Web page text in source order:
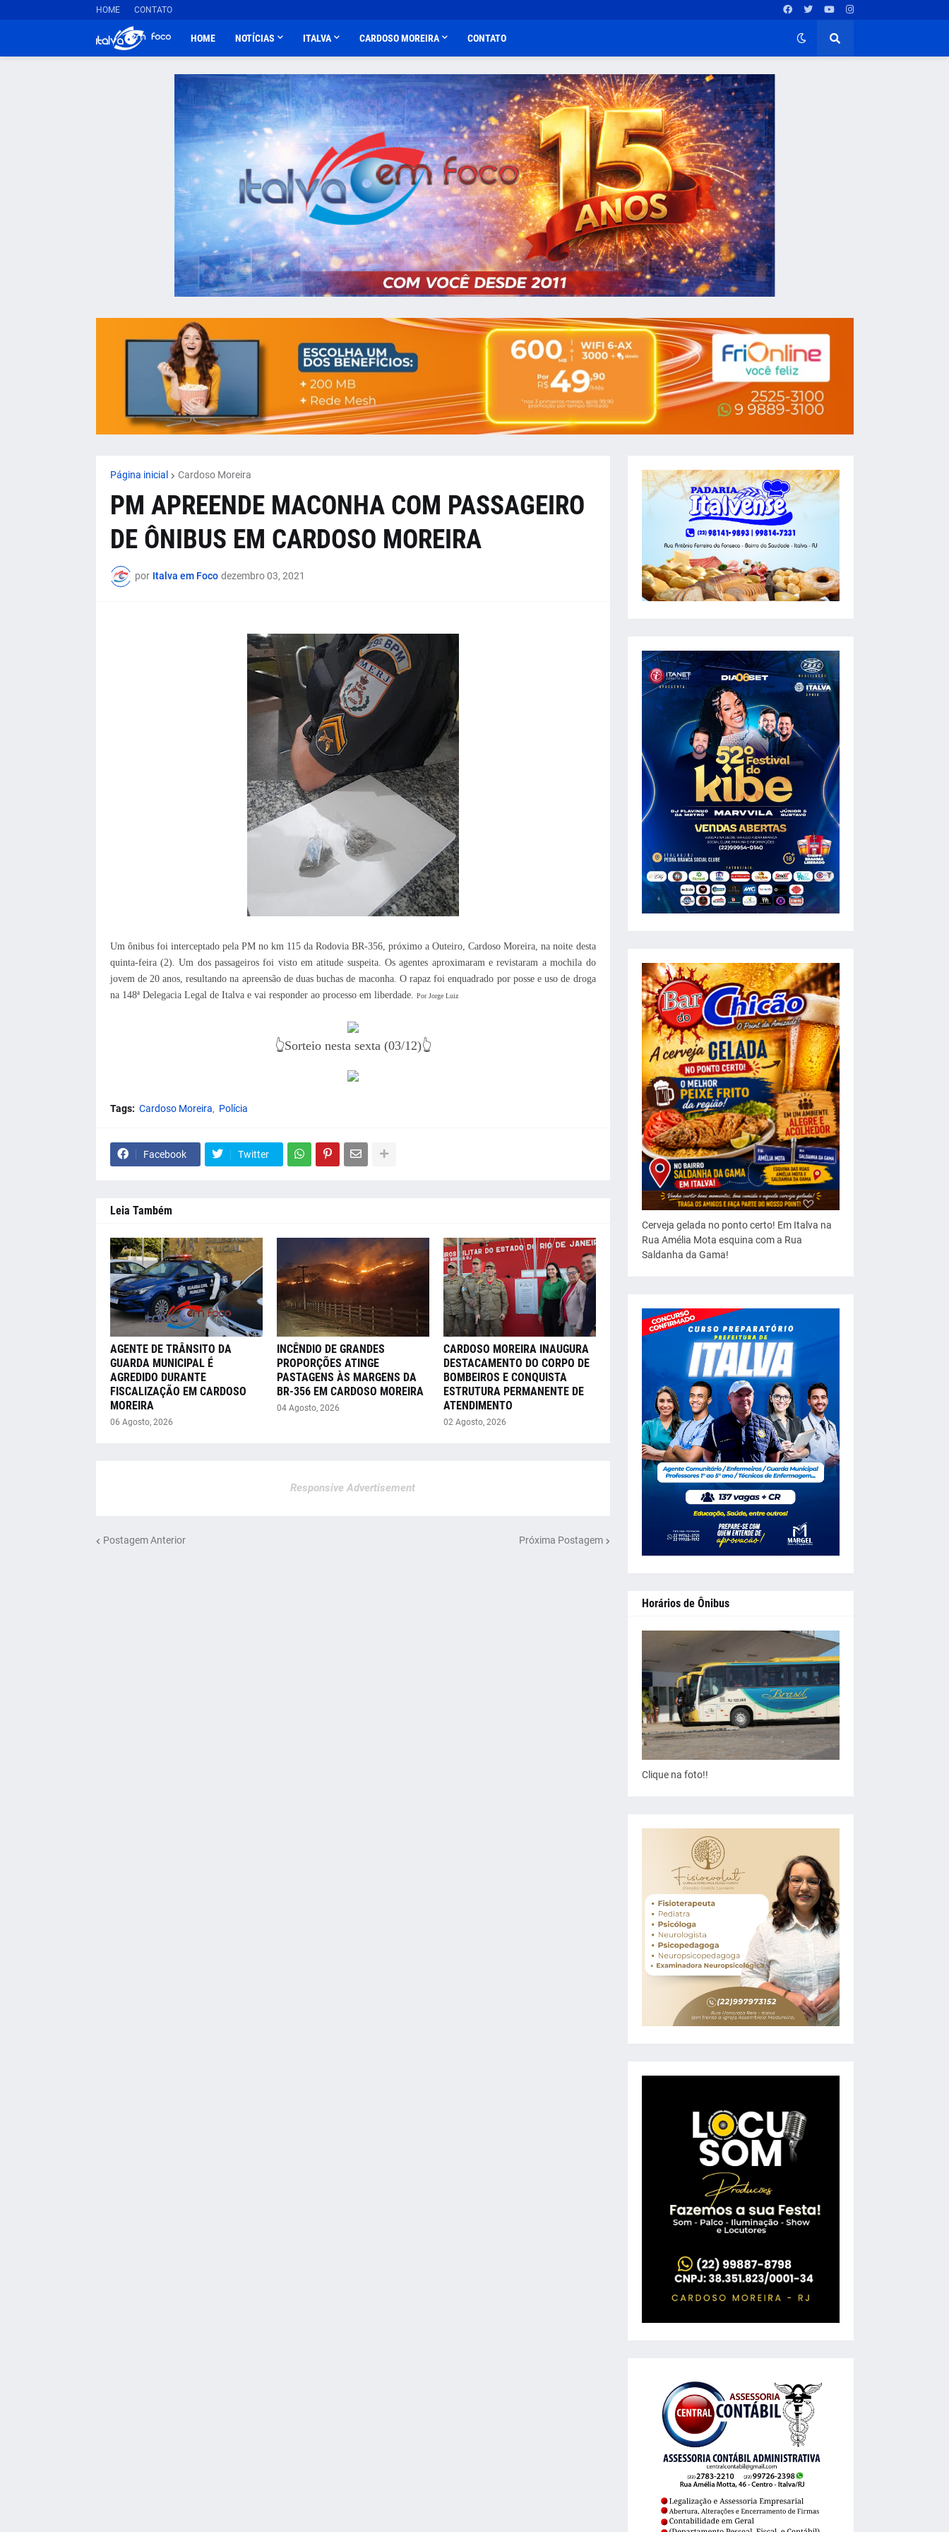
HOME CONTATO
HOME NOTÍCIAS ITALVA CARDOSO MOREIRA CONTATO
Página inicial Cardoso Moreira
PM APREENDE MACONHA COM PASSAGEIRO
DE ÔNIBUS EM CARDOSO MOREIRA
por Italva em Foco dezembro 03, 2021
Um ônibus foi interceptado pela PM no km 115 da Rodovia BR-356, próximo a Outeiro, Cardoso Moreira, na noite desta
quinta-feira (2). Um dos passageiros foi visto em atitude suspeita. Os agentes aproximaram e revistaram a mochila do
jovem de 20 anos, resultando na apreensão de duas buchas de maconha. O rapaz foi enquadrado por posse e uso de droga
na 148ª Delegacia Legal de Italva e vai responder ao processo em liberdade.
Por Jorge Luiz
👆Sorteio nesta sexta (03/12)👆
Tags: Cardoso Moreira Polícia
Facebook Twitter
Leia Também
AGENTE DE TRÂNSITO DA
GUARDA MUNICIPAL É
AGREDIDO DURANTE
FISCALIZAÇÃO EM CARDOSO
MOREIRA
06 Agosto, 2026
INCÊNDIO DE GRANDES
PROPORÇÕES ATINGE
PASTAGENS ÀS MARGENS DA
BR-356 EM CARDOSO MOREIRA
04 Agosto, 2026
CARDOSO MOREIRA INAUGURA
DESTACAMENTO DO CORPO DE
BOMBEIROS E CONQUISTA
ESTRUTURA PERMANENTE DE
ATENDIMENTO
02 Agosto, 2026
Responsive Advertisement
Postagem Anterior Próxima Postagem
Cerveja gelada no ponto certo! Em Italva na
Rua Amélia Mota esquina com a Rua
Saldanha da Gama!
Horários de Ônibus
Clique na foto!!